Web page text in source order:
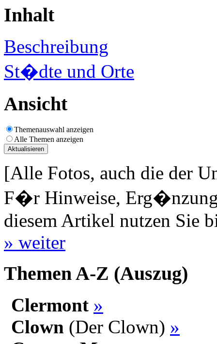
Inhalt
Beschreibung
St�dte und Orte
Ansicht
Themenauswahl anzeigen
Alle Themen anzeigen
[Alle Fotos, auch die der
F�r Hinweise,
diesem Artikel nutzen Sie
» weiter
Themen A-Z (Auszug)
Clermont »
Clown (Der Clown) »